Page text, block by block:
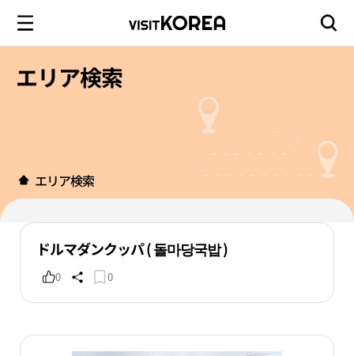
エリア検索
エリア検索
ドルマダンクッパ ( 돌마당국밥 )
0 0